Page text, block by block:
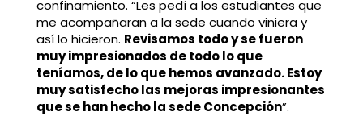
confinamiento. “Les pedí a los estudiantes que
me acompañaran a la sede cuando viniera y
así lo hicieron. Revisamos todo y se fueron
muy impresionados de todo lo que
teníamos, de lo que hemos avanzado. Estoy
muy satisfecho las mejoras impresionantes
que se han hecho la sede Concepción”.